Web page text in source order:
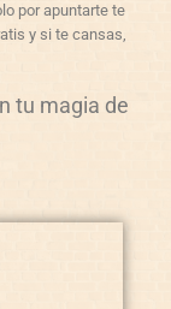
por apuntarte te
y si te cansas,
tu magia de